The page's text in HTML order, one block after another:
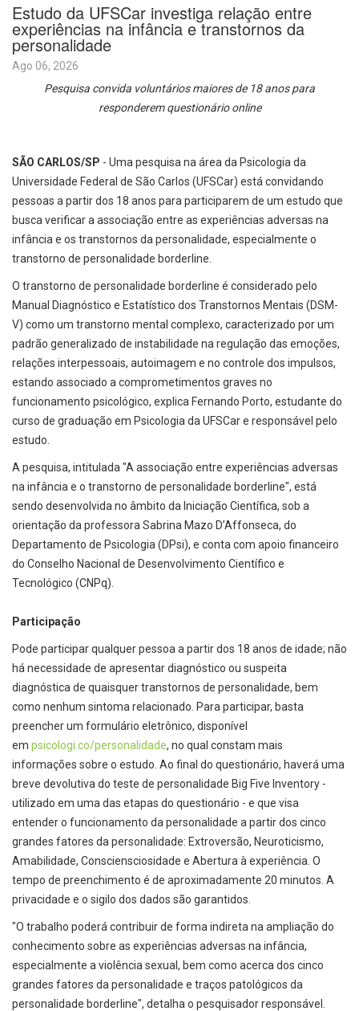
Estudo da UFSCar investiga relação entre
experiências na infância e transtornos da
personalidade
Ago 06, 2026
Pesquisa convida voluntários maiores de 18 anos para
responderem questionário online
SÃO CARLOS/SP - Uma pesquisa na área da Psicologia da
Universidade Federal de São Carlos (UFSCar) está convidando
pessoas a partir dos 18 anos para participarem de um estudo que
busca verificar a associação entre as experiências adversas na
infância e os transtornos da personalidade, especialmente o
transtorno de personalidade borderline.
O transtorno de personalidade borderline é considerado pelo
Manual Diagnóstico e Estatístico dos Transtornos Mentais (DSM-
V) como um transtorno mental complexo, caracterizado por um
padrão generalizado de instabilidade na regulação das emoções,
relações interpessoais, autoimagem e no controle dos impulsos,
estando associado a comprometimentos graves no
funcionamento psicológico, explica Fernando Porto, estudante do
curso de graduação em Psicologia da UFSCar e responsável pelo
estudo.
A pesquisa, intitulada "A associação entre experiências adversas
na infância e o transtorno de personalidade borderline", está
sendo desenvolvida no âmbito da Iniciação Científica, sob a
orientação da professora Sabrina Mazo D’Affonseca, do
Departamento de Psicologia (DPsi), e conta com apoio financeiro
do Conselho Nacional de Desenvolvimento Científico e
Tecnológico (CNPq).
Participação
Pode participar qualquer pessoa a partir dos 18 anos de idade; não
há necessidade de apresentar diagnóstico ou suspeita
diagnóstica de quaisquer transtornos de personalidade, bem
como nenhum sintoma relacionado. Para participar, basta
preencher um formulário eletrônico, disponível
em psicologi.co/personalidade, no qual constam mais
informações sobre o estudo. Ao final do questionário, haverá uma
breve devolutiva do teste de personalidade Big Five Inventory -
utilizado em uma das etapas do questionário - e que visa
entender o funcionamento da personalidade a partir dos cinco
grandes fatores da personalidade: Extroversão, Neuroticismo,
Amabilidade, Consciensciosidade e Abertura à experiência. O
tempo de preenchimento é de aproximadamente 20 minutos. A
privacidade e o sigilo dos dados são garantidos.
"O trabalho poderá contribuir de forma indireta na ampliação do
conhecimento sobre as experiências adversas na infância,
especialmente a violência sexual, bem como acerca dos cinco
grandes fatores da personalidade e traços patológicos da
personalidade borderline", detalha o pesquisador responsável.